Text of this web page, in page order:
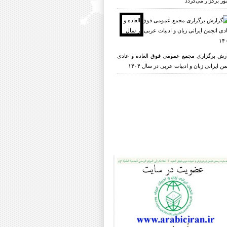
برگزاری مجمع عمومی فوق العاده و عادی
ایرانی زبان و ادبیات عربی در سال ۱۴۰۴